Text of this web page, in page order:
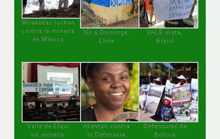
Wirakutas luchan
contra la minería
en México
No a Dominga,
Chile
VALE mata,
Brasil
Valle de Elqui
sin minería.
Atentan contra
la Defensora
Defensoras de
Bolivia